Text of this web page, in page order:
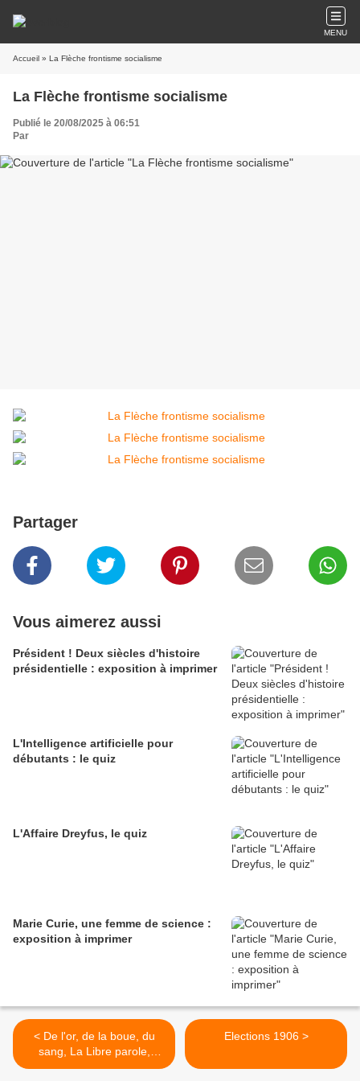
MENU
Accueil » La Flèche frontisme socialisme
La Flèche frontisme socialisme
Publié le 20/08/2025 à 06:51
Par
Partager
Vous aimerez aussi
Président ! Deux siècles d'histoire
présidentielle : exposition à imprimer
L'Intelligence artificielle pour
débutants : le quiz
L'Affaire Dreyfus, le quiz
Marie Curie, une femme de science :
exposition à imprimer
< De l'or, de la boue, du
sang, La Libre parole,
affaire Stafisky
Elections 1906 >